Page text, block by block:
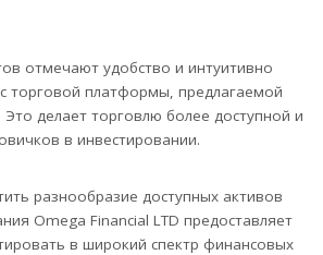
отмечают удобство и интуитивно
торговой платформы, предлагаемой
Это делает торговлю более доступной и
в инвестировании.
разнообразие доступных активов
Omega Financial LTD предоставляет
в широкий спектр финансовых